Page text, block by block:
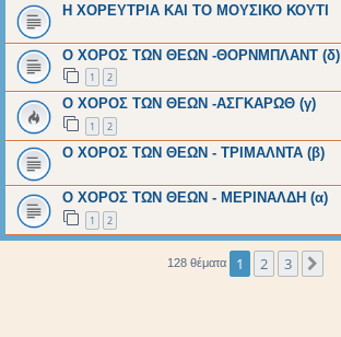
Η ΧΟΡΕΥΤΡΙΑ ΚΑΙ ΤΟ ΜΟΥΣΙΚΟ ΚΟΥΤΙ
Ο ΧΟΡΟΣ ΤΩΝ ΘΕΩΝ -ΘΟΡΝΜΠΛΑΝΤ (δ)
1 2
Ο ΧΟΡΟΣ ΤΩΝ ΘΕΩΝ -ΑΣΓΚΑΡΩΘ (γ)
1 2
Ο ΧΟΡΟΣ ΤΩΝ ΘΕΩΝ - ΤΡΙΜΑΛΝΤΑ (β)
Ο ΧΟΡΟΣ ΤΩΝ ΘΕΩΝ - ΜΕΡΙΝΑΛΔΗ (α)
1 2
128 θέματα 1 2 3